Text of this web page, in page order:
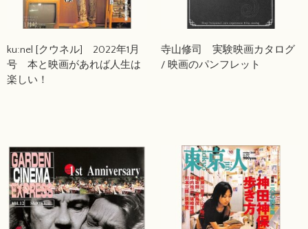
ku:nel [クウネル] 2022年1月
号 本と映画があれば人生は
楽しい！
寺山修司 実験映画カタログ
/ 映画のパンフレット